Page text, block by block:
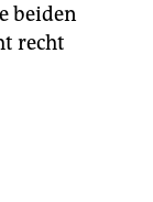
beiden
recht